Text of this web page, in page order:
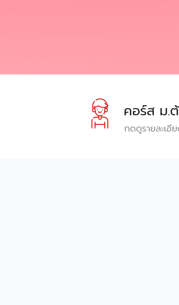
คอร์ส ม.
กดดูรายละเอี